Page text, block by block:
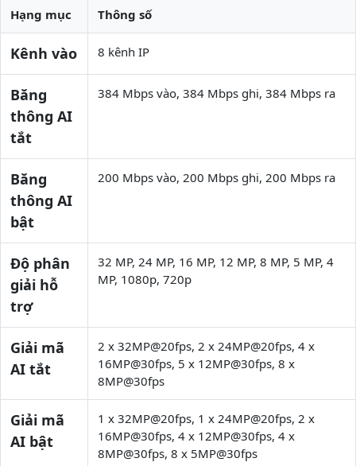
Hạng mục Thông số
Kênh vào 8 kênh IP
Băng
thông AI
tắt
384 Mbps vào, 384 Mbps ghi, 384 Mbps ra
Băng
thông AI
bật
200 Mbps vào, 200 Mbps ghi, 200 Mbps ra
Độ phân
giải hỗ
trợ
32 MP, 24 MP, 16 MP, 12 MP, 8 MP, 5 MP, 4
MP, 1080p, 720p
Giải mã
AI tắt
2 x 32MP@20fps, 2 x 24MP@20fps, 4 x
16MP@30fps, 5 x 12MP@30fps, 8 x
8MP@30fps
Giải mã
AI bật
1 x 32MP@20fps, 1 x 24MP@20fps, 2 x
16MP@30fps, 4 x 12MP@30fps, 4 x
8MP@30fps, 8 x 5MP@30fps